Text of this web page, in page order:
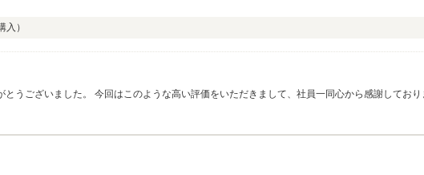
入）
うございました。 今回はこのような高い評価をいただきまして、社員一同心から感謝してお